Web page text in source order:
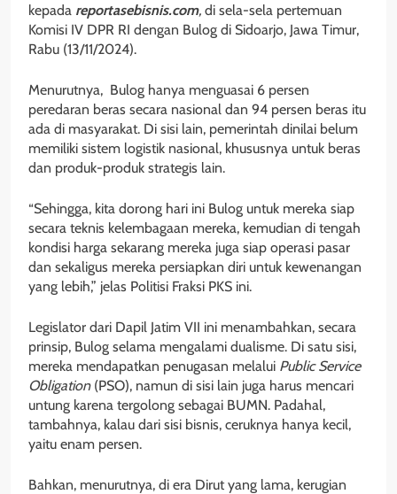
kepada reportasebisnis.com, di sela-sela pertemuan
Komisi IV DPR RI dengan Bulog di Sidoarjo, Jawa Timur,
Rabu (13/11/2024).
Menurutnya, Bulog hanya menguasai 6 persen
peredaran beras secara nasional dan 94 persen beras itu
ada di masyarakat. Di sisi lain, pemerintah dinilai belum
memiliki sistem logistik nasional, khususnya untuk beras
dan produk-produk strategis lain.
“Sehingga, kita dorong hari ini Bulog untuk mereka siap
secara teknis kelembagaan mereka, kemudian di tengah
kondisi harga sekarang mereka juga siap operasi pasar
dan sekaligus mereka persiapkan diri untuk kewenangan
yang lebih,” jelas Politisi Fraksi PKS ini.
Legislator dari Dapil Jatim VII ini menambahkan, secara
prinsip, Bulog selama mengalami dualisme. Di satu sisi,
mereka mendapatkan penugasan melalui Public Service
Obligation (PSO), namun di sisi lain juga harus mencari
untung karena tergolong sebagai BUMN. Padahal,
tambahnya, kalau dari sisi bisnis, ceruknya hanya kecil,
yaitu enam persen.
Bahkan, menurutnya, di era Dirut yang lama, kerugian